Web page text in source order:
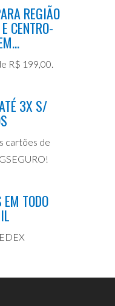
REGIÃO
CENTRO-
R$ 199,00.
3X S/
cartões de
EM TODO